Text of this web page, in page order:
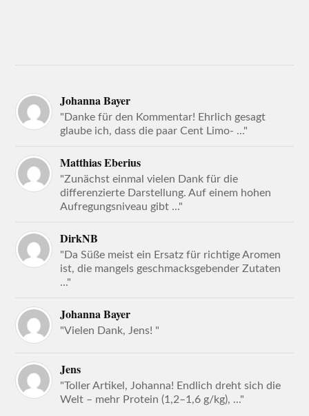
Johanna Bayer
"Danke für den Kommentar! Ehrlich gesagt
glaube ich, dass die paar Cent Limo- ..."
Matthias Eberius
"Zunächst einmal vielen Dank für die
differenzierte Darstellung. Auf einem hohen
Aufregungsniveau gibt ..."
DirkNB
"Da Süße meist ein Ersatz für richtige Aromen
ist, die mangels geschmacksgebender Zutaten
..."
Johanna Bayer
"Vielen Dank, Jens! "
Jens
"Toller Artikel, Johanna! Endlich dreht sich die
Welt – mehr Protein (1,2–1,6 g/kg), ..."